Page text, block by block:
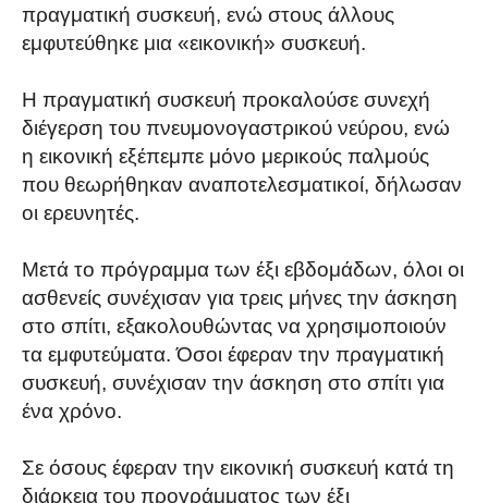
πραγματική συσκευή, ενώ στους άλλους
εμφυτεύθηκε μια «εικονική» συσκευή.
Η πραγματική συσκευή προκαλούσε συνεχή
διέγερση του πνευμονογαστρικού νεύρου, ενώ
η εικονική εξέπεμπε μόνο μερικούς παλμούς
που θεωρήθηκαν αναποτελεσματικοί, δήλωσαν
οι ερευνητές.
Μετά το πρόγραμμα των έξι εβδομάδων, όλοι οι
ασθενείς συνέχισαν για τρεις μήνες την άσκηση
στο σπίτι, εξακολουθώντας να χρησιμοποιούν
τα εμφυτεύματα. Όσοι έφεραν την πραγματική
συσκευή, συνέχισαν την άσκηση στο σπίτι για
ένα χρόνο.
Σε όσους έφεραν την εικονική συσκευή κατά τη
διάρκεια του προγράμματος των έξι